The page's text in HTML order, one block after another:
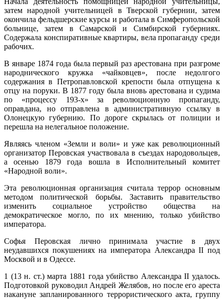
затем народной учительницей в Тверской губернии, затем
окончила фельдшерские курсы и работала в Симферопольской
больнице, затем в Самарской и Симбирской губерниях.
Содержала конспиративные квартиры, вела пропаганду среди
рабочих.
В январе 1874 года была первый раз арестована при разгроме
народнического кружка «чайковцев», после недолгого
содержания в Петропавловской крепости была отпущена к
отцу на поруки. В 1877 году была вновь арестована и судима
по «процессу 193-х» за революционную пропаганду,
оправдана, но отправлена в административную ссылку в
Олонецкую губернию. По дороге скрылась от полиции и
перешла на нелегальное положение.
Являясь членом «Земли и воли» и уже как революционный
организатор Перовская участвовала в съездах народовольцев,
а осенью 1879 года вошла в Исполнительный комитет
«Народной воли».
Эта революционная организация считала террор основным
методом политической борьбы. Заставить правительство
изменить социальное устройство общества на
демократическое могло, по их мнению, только убийство
императора.
Софья Перовская лично принимала участие в двух
неудавшихся покушениях на императора Александра II под
Москвой и в Одессе.
1 (13 н. ст.) марта 1881 года убийство Александра II удалось.
Подготовкой руководил Андрей Желябов, но после его ареста
накануне запланированного террористического акта, группу